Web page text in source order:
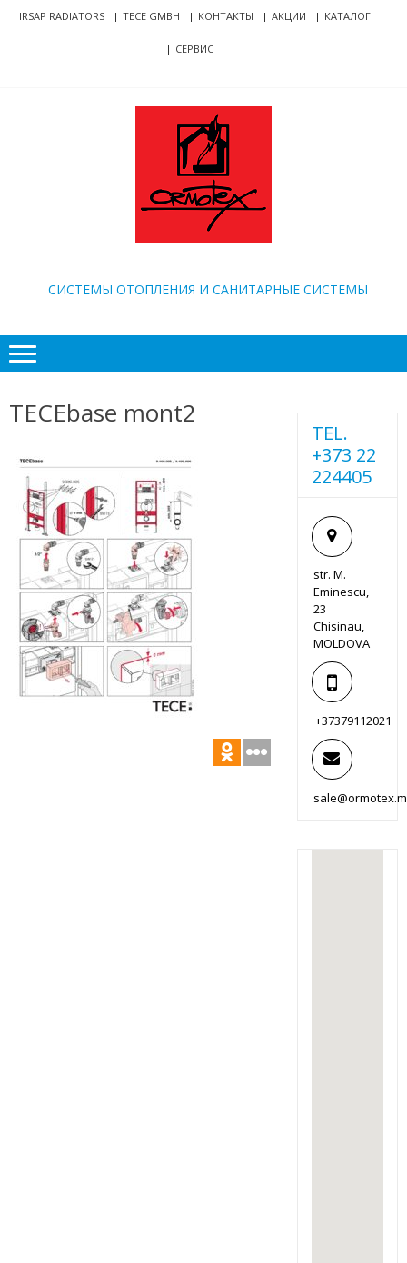
Skip
SkipIRSAP RADIATORS TECE GMBH КОНТАКТЫ АКЦИИ КАТАЛОГ
СЕРВИС
CИСТЕМЫ ОТОПЛЕНИЯ И САНИТАРНЫЕ СИСТЕМЫ
TECEbase mont2
TEL.
+373 22
224405
str. M.
Eminescu,
23
Chisinau,
MOLDOVA
+37379112021